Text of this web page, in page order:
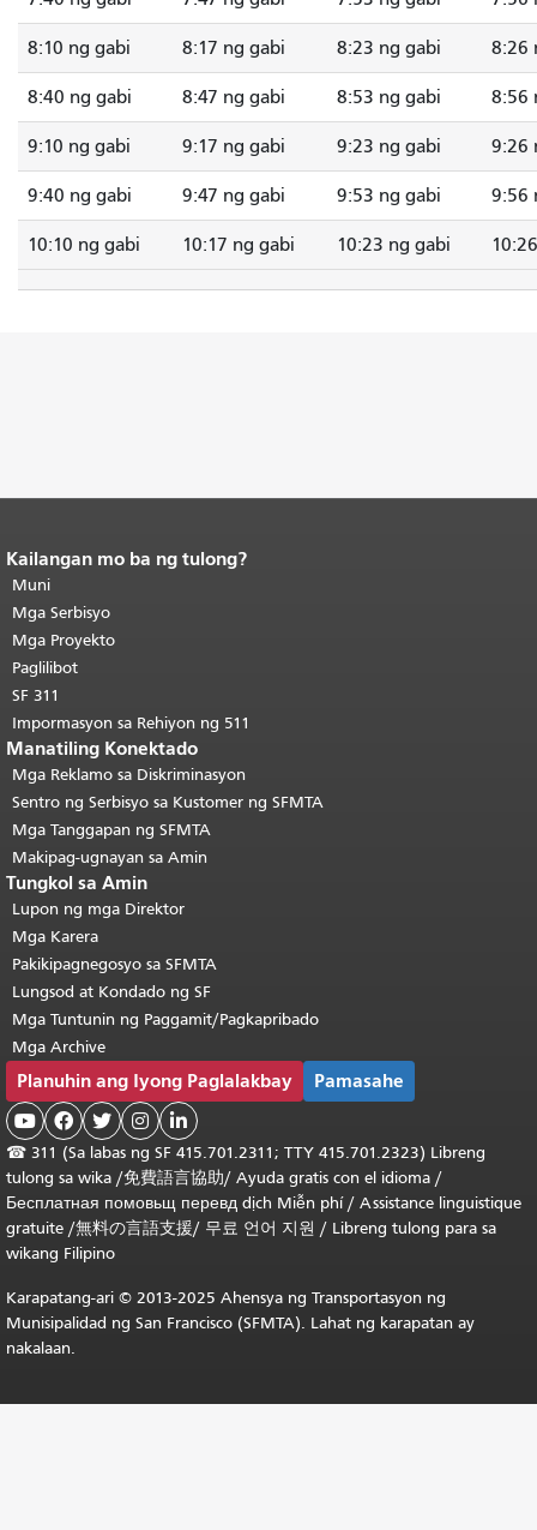
8:10 ng gabi 8:17 ng gabi 8:23 ng gabi 8:26
8:40 ng gabi 8:47 ng gabi 8:53 ng gabi 8:56
9:10 ng gabi 9:17 ng gabi 9:23 ng gabi 9:26
9:40 ng gabi 9:47 ng gabi 9:53 ng gabi 9:56
10:10 ng gabi 10:17 ng gabi 10:23 ng gabi
Katapusan ng nilalaman ng
pahina.
pahinang ito ay nauulit sa bawat
pahina.Bumalik sa tuktok ng
pangunahing nilalaman
Kailangan mo ba ng tulong?
Muni
Mga Serbisyo
Mga Proyekto
Paglilibot
SF 311
Impormasyon sa Rehiyon ng 511
Manatiling Konektado
Mga Reklamo sa Diskriminasyon
Sentro ng Serbisyo sa Kustomer ng SFMTA
Mga Tanggapan ng SFMTA
Makipag-ugnayan sa Amin
Tungkol sa Amin
Lupon ng mga Direktor
Mga Karera
Pakikipagnegosyo sa SFMTA
Lungsod at Kondado ng SF
Mga Tuntunin ng Paggamit/Pagkapribado
Mga Archive
Planuhin ang Iyong Paglalakbay Pamasahe
    
☎ 311 (Sa labas ng SF 415.701.2311; TTY 415.701.2323) Libreng
tulong sa wika /免費語言協助/ Ayuda gratis con el idioma /
Бесплатная помовьщ перевд dịch Miễn phí/ Assistance linguistique
gratuite /無料の言語支援/ 무료 언어 지원 / Libreng tulong para sa
wikang Filipino
Karapatang-ari © 2013-2025 Ahensya ng Transportasyon ng
Munisipalidad ng San Francisco (SFMTA). Lahat ng karapatan ay
nakalaan.